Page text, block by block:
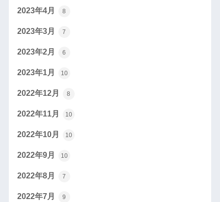
2023年4月 8
2023年3月 7
2023年2月 6
2023年1月 10
2022年12月 8
2022年11月 10
2022年10月 10
2022年9月 10
2022年8月 7
2022年7月 9